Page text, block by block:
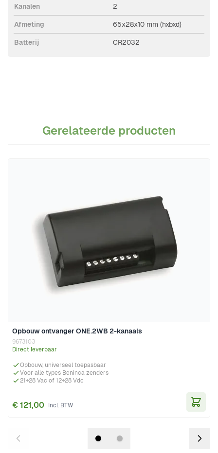
Kanalen 2
Afmeting 65x28x10 mm (hxbxd)
Batterij CR2032
Gerelateerde producten
Opbouw ontvanger ONE.2WB 2-kanaals
9673103
Direct leverbaar
Opbouw, universeel toepasbaar
Voor alle types Beninca zenders
21÷28 Vac of 12÷28 Vdc
€ 121,00